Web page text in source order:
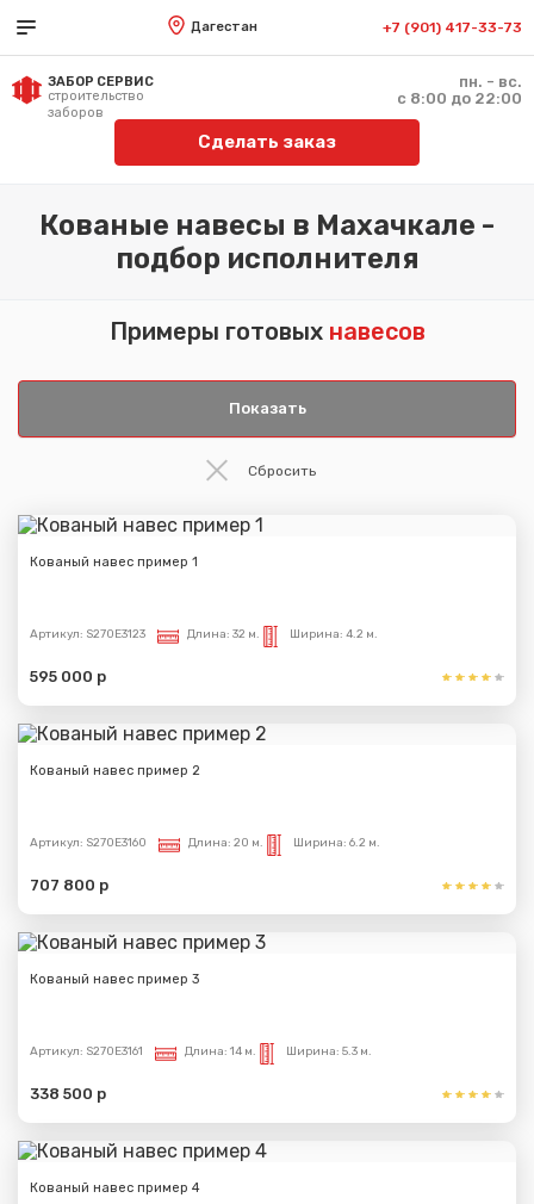
Дагестан +7 (901) 417-33-73
ЗАБОР СЕРВИС
строительство
заборов
пн. - вс.
с 8:00 до 22:00
Сделать заказ
Кованые навесы в Махачкале -
подбор исполнителя
Примеры готовых навесов
Кованый навес пример 1
Артикул: S270E3123 Длина: 32 м. Ширина: 4.2 м.
595 000 р
Кованый навес пример 2
Артикул: S270E3160 Длина: 20 м. Ширина: 6.2 м.
707 800 р
Кованый навес пример 3
Артикул: S270E3161 Длина: 14 м. Ширина: 5.3 м.
338 500 р
Кованый навес пример 4